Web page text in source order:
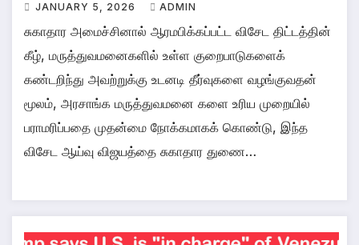
JANUARY 5, 2026 ADMIN
சுகாதார அமைச்சினால் ஆரமபிக்கப்பட்ட விசேட திட்டத்தின்
கீழ், மருத்துவமனைகளில் உள்ள குறைபாடுகளைக்
கண்டறிந்து அவற்றுக்கு உடனடி தீர்வுகளை வழங்குவதன்
மூலம், அரசாங்க மருத்துவமனை களை உரிய முறையில்
பராமரிப்பதை முதன்மை நோக்கமாகக் கொண்டு, இந்த
விசேட ஆய்வு விஜயத்தை சுகாதார துணை…